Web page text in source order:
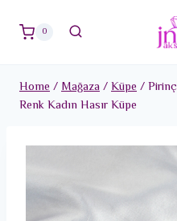
0
Home/Mağaza/Küpe/
Renk Kadın Hasır Küpe